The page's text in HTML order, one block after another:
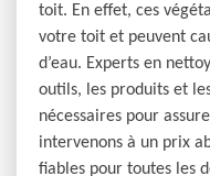
toit. En effet, ces
votre toit et peuvent
d’eau. Experts en
outils, les produits et
nécessaires pour
intervenons à un prix
fiables pour toutes les